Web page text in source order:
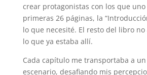
crear protagonistas con los que
primeras 26 páginas, la
lo que necesité. El resto del libro no
lo que ya estaba allí.
Cada capítulo me transportaba a
escenario, desafiando mis